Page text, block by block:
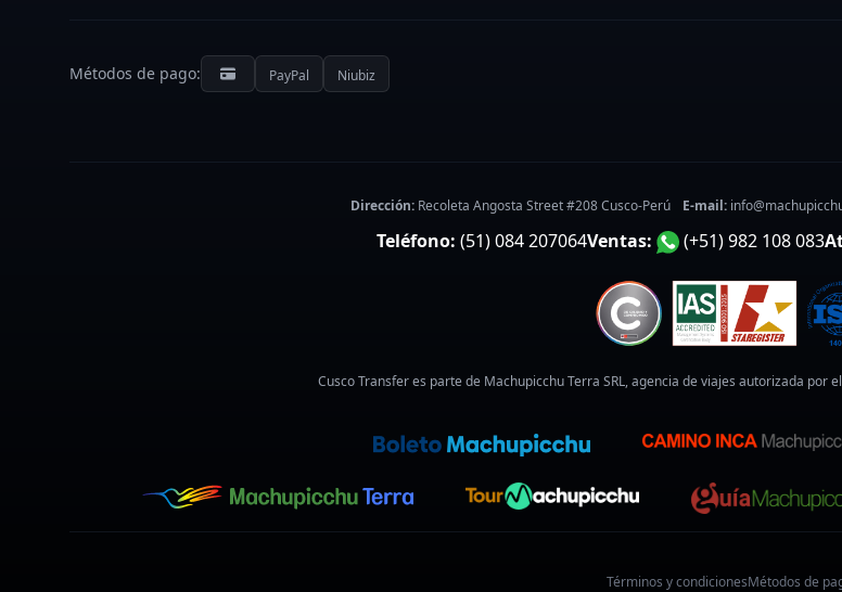
Métodos de pago: PayPal Niubiz
Dirección: Recoleta Angosta Street #208 Cusco-Perú E-mail:
Teléfono: (51) 084 207064Ventas: (+51) 982 108 083
Cusco Transfer es parte de Machupicchu Terra SRL, agencia de viajes autorizada por
Términos y condicionesMétodos de